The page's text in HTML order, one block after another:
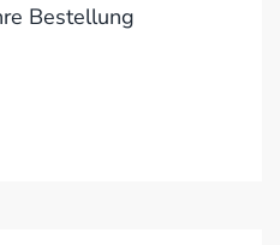
Bestellung